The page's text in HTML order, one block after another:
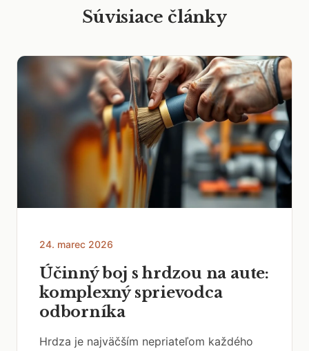
Súvisiace články
24. marec 2026
Účinný boj s hrdzou na aute:
komplexný sprievodca
odborníka
Hrdza je najväčším nepriateľom každého